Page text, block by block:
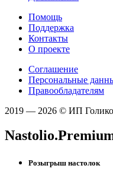
Помощь
Поддержка
Контакты
О проекте
Соглашение
Персональные
Правообладателям
2019 — 2026 © ИП
Розыгрыш настолок